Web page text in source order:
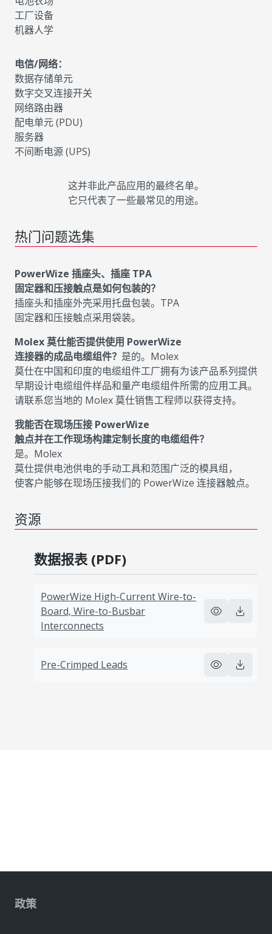
工厂设备
机器人学
电信/网络：
数据存储单元
数字交叉连接开关
网络路由器
配电单元 (PDU)
服务器
不间断电源 (UPS)
这并非此产品应用的最终名单。
它只代表了一些最常见的用途。
热门问题选集
PowerWize 插座头、插座 TPA
固定器和压接触点是如何包装的？
插座头和插座外壳采用托盘包装。TPA
固定器和压接触点采用袋装。
Molex 莫仕能否提供使用 PowerWize
连接器的成品电缆组件？ 是的。Molex
莫仕在中国和印度的电缆组件工厂拥有为该产品系列提供
早期设计电缆组件样品和量产电缆组件所需的应用工具。
请联系您当地的 Molex 莫仕销售工程师以获得支持。
我能否在现场压接 PowerWize
触点并在工作现场构建定制长度的电缆组件？
是。Molex
莫仕提供电池供电的手动工具和范围广泛的模具组，
使客户能够在现场压接我们的 PowerWize 连接器触点。
资源
数据报表 (PDF)
PowerWize High-Current Wire-to-
Board, Wire-to-Busbar
Interconnects
Pre-Crimped Leads
政策